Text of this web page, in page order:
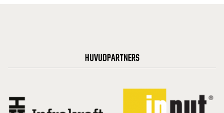
HUVUDPARTNERS